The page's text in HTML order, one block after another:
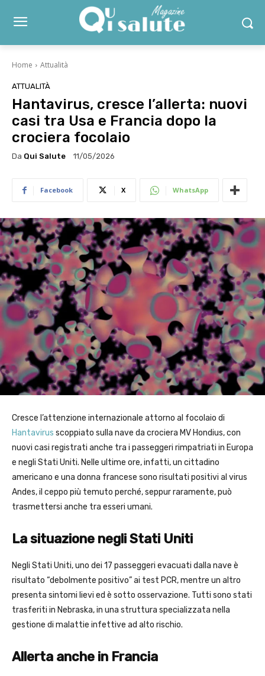
Home Attualità
ATTUALITÀ
Hantavirus, cresce l’allerta: nuovi
casi tra Usa e Francia dopo la
crociera focolaio
Da Qui Salute 11/05/2026
Facebook X WhatsApp
Cresce l’attenzione internazionale attorno al focolaio di
Hantavirus scoppiato sulla nave da crociera MV Hondius, con
nuovi casi registrati anche tra i passeggeri rimpatriati in Europa
e negli Stati Uniti. Nelle ultime ore, infatti, un cittadino
americano e una donna francese sono risultati positivi al virus
Andes, il ceppo più temuto perché, seppur raramente, può
trasmettersi anche tra esseri umani.
La situazione negli Stati Uniti
Negli Stati Uniti, uno dei 17 passeggeri evacuati dalla nave è
risultato “debolmente positivo” ai test PCR, mentre un altro
presenta sintomi lievi ed è sotto osservazione. Tutti sono stati
trasferiti in Nebraska, in una struttura specializzata nella
gestione di malattie infettive ad alto rischio.
Allerta anche in Francia